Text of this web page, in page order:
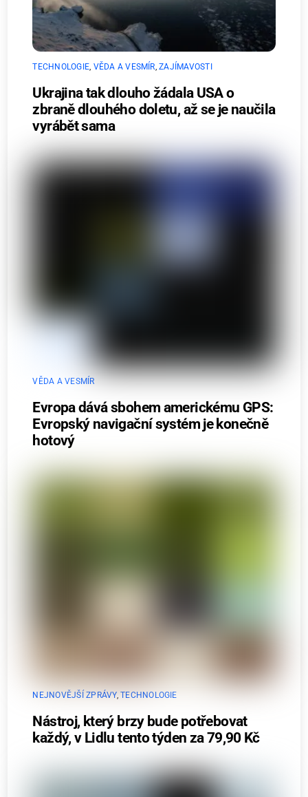
TECHNOLOGIE VĚDA A VESMÍR ,ZAJÍMAVOSTI
Ukrajina tak dlouho žádala USA o
zbraně dlouhého doletu, až se je naučila
vyrábět sama
VĚDA A VESMÍR
Evropa dává sbohem americkému GPS:
Evropský navigační systém je konečně
hotový
NEJNOVĚJŠÍ ZPRÁVY,TECHNOLOGIE
Nástroj, který brzy bude potřebovat
každý, v Lidlu tento týden za 79,90 Kč